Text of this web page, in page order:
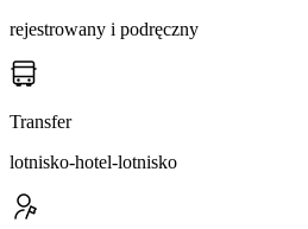
rejestrowany i podręczny
Transfer
lotnisko-hotel-lotnisko